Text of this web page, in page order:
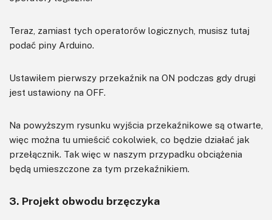
Teraz, zamiast tych operatorów logicznych, musisz tutaj
podać piny Arduino.
Ustawiłem pierwszy przekaźnik na ON podczas gdy drugi
jest ustawiony na OFF.
Na powyższym rysunku wyjścia przekaźnikowe są otwarte,
więc można tu umieścić cokolwiek, co będzie działać jak
przełącznik. Tak więc w naszym przypadku obciążenia
będą umieszczone za tym przekaźnikiem.
3. Projekt obwodu brzęczyka